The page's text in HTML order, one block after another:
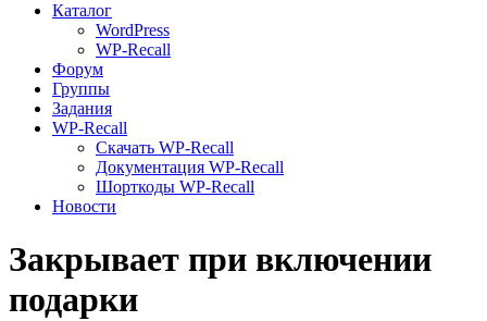
Каталог
WordPress
WP-Recall
Форум
Группы
Задания
WP-Recall
Скачать WP-Recall
Документация WP-Recall
Шорткоды WP-Recall
Новости
Закрывает при включении
подарки